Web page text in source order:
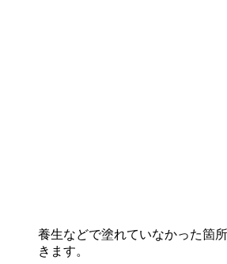
養生などで塗れていなかった箇
きます。